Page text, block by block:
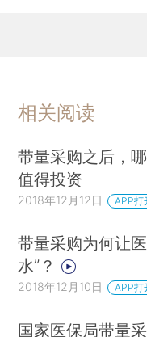
相关阅读
带量采购之后，
值得投资
2018年12月12日 APP打
带量采购为何让
水”？
2018年12月10日 APP打
国家医保局带量